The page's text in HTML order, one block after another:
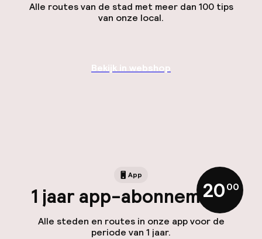
Alle routes van de stad met meer dan 100 tips
van onze local.
Bekijk in webshop
App
1 jaar app-abonnement
Alle steden en routes in onze app voor de
periode van 1 jaar.
20,00